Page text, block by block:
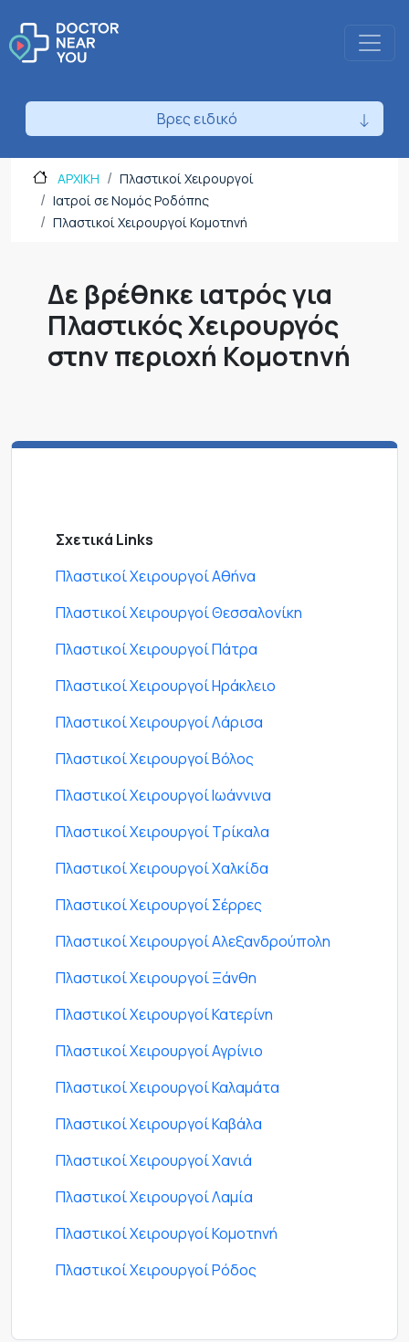
Βρες ειδικό
ΑΡΧΙΚΗ
Πλαστικοί Χειρουργοί
Ιατροί σε Νομός Ροδόπης
Πλαστικοί Χειρουργοί Κομοτηνή
Δε βρέθηκε ιατρός για
Πλαστικός Χειρουργός
στην περιοχή Κομοτηνή
Σχετικά Links
Πλαστικοί Χειρουργοί Αθήνα
Πλαστικοί Χειρουργοί Θεσσαλονίκη
Πλαστικοί Χειρουργοί Πάτρα
Πλαστικοί Χειρουργοί Ηράκλειο
Πλαστικοί Χειρουργοί Λάρισα
Πλαστικοί Χειρουργοί Βόλος
Πλαστικοί Χειρουργοί Ιωάννινα
Πλαστικοί Χειρουργοί Τρίκαλα
Πλαστικοί Χειρουργοί Χαλκίδα
Πλαστικοί Χειρουργοί Σέρρες
Πλαστικοί Χειρουργοί Αλεξανδρούπολη
Πλαστικοί Χειρουργοί Ξάνθη
Πλαστικοί Χειρουργοί Κατερίνη
Πλαστικοί Χειρουργοί Αγρίνιο
Πλαστικοί Χειρουργοί Καλαμάτα
Πλαστικοί Χειρουργοί Καβάλα
Πλαστικοί Χειρουργοί Χανιά
Πλαστικοί Χειρουργοί Λαμία
Πλαστικοί Χειρουργοί Κομοτηνή
Πλαστικοί Χειρουργοί Ρόδος